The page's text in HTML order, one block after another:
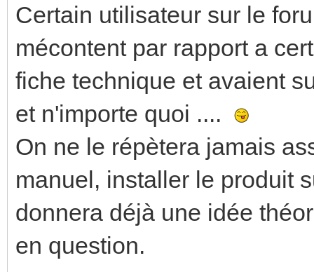
Certain utilisateur sur le
mécontent par rapport a
fiche technique et avaient
et n'importe quoi ....
On ne le répètera jamais
manuel, installer le produit
donnera déjà une idée
en question.